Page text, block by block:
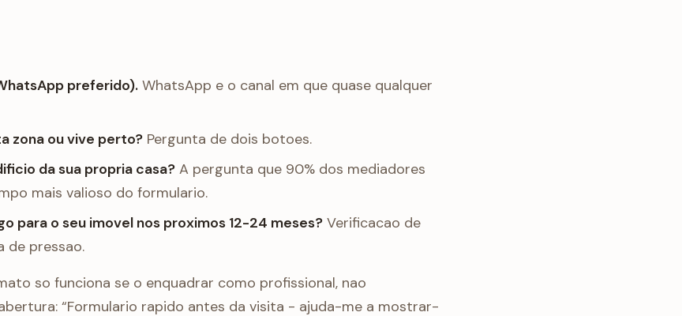
preferido). WhatsApp e o canal em que quase qualquer
zona ou vive perto? Pergunta de dois botoes.
da sua propria casa? A pergunta que 90% dos mediadores
mais valioso do formulario.
para o seu imovel nos proximos 12-24 meses? Verificacao de
de pressao.
so funciona se o enquadrar como profissional, nao
“Formulario rapido antes da visita - ajuda-me a mostrar-